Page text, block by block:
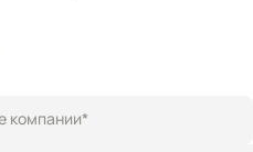
компании*